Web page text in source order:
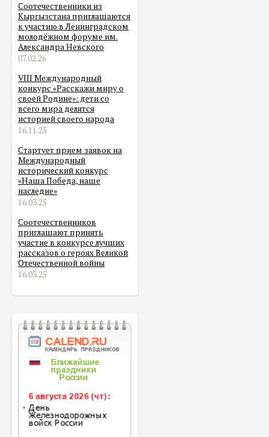
Соотечественники из
Кыргызстана приглашаются
к участию в Ленинградском
молодёжном форуме им.
Александра Невского
07.02.26
VIII Международный
конкурс «Расскажи миру о
своей Родине»: дети со
всего мира делятся
историей своего народа
16.11.25
Стартует прием заявок на
Международный
исторический конкурс
«Наша Победа, наше
наследие»
16.03.25
Соотечественников
приглашают принять
участие в конкурсе лучших
рассказов о героях Великой
Отечественной войны
16.03.25